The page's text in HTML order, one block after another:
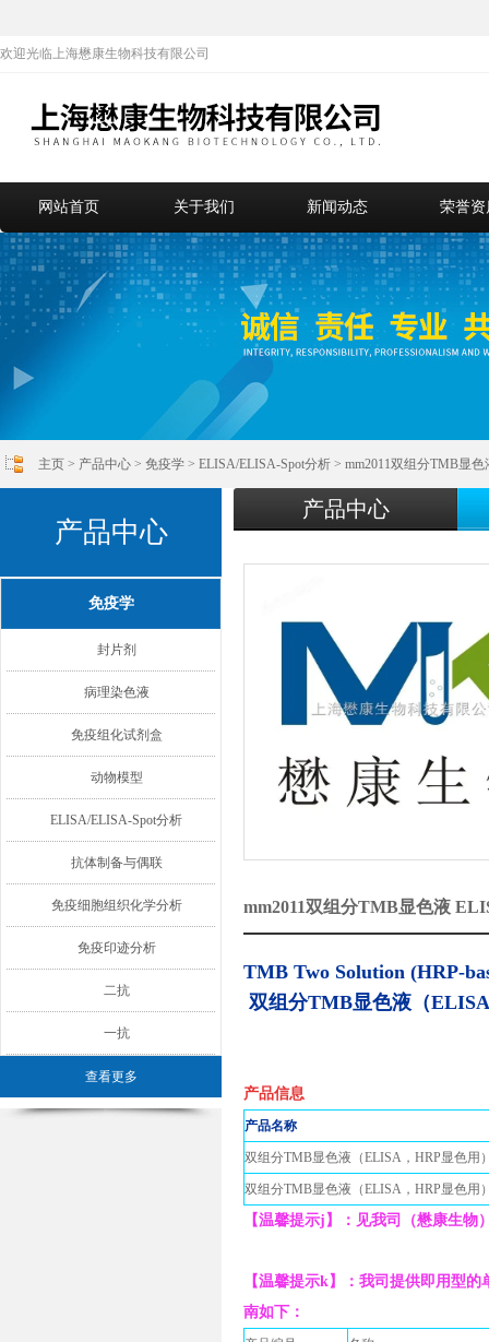
欢迎光临上海懋康生物科技有限公司
网站首页 关于我们 新闻动态 荣誉资
主页 > 产品中心 > 免疫学 > ELISA/ELISA-Spot分析 > mm2011双组分TMB显
产品中心
免疫学
封片剂
病理染色液
免疫组化试剂盒
动物模型
ELISA/ELISA-Spot分析
抗体制备与偶联
免疫细胞组织化学分析
免疫印迹分析
二抗
一抗
查看更多
产品中心
mm2011双组分TMB显色液
TMB Two Solution (HRP-
双组分TMB显色液（
产品信息
产品名称
双组分TMB显色液（ELISA，HRP显色用
双组分TMB显色液（ELISA，HRP显色用
【温馨提示j】：见我司（懋康生
【温馨提示k】：我司提供即用型
南如下：